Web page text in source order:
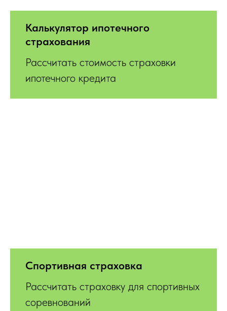
Калькулятор ипотечного
страхования
Рассчитать стоимость страховки
ипотечного кредита
Спортивная страховка
Рассчитать страховку для спортивных
соревнований